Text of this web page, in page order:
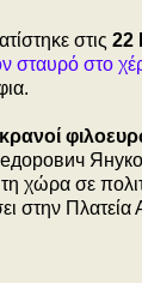
στις 22
σταυρό στο
χώρα σε
στην Πλατεία